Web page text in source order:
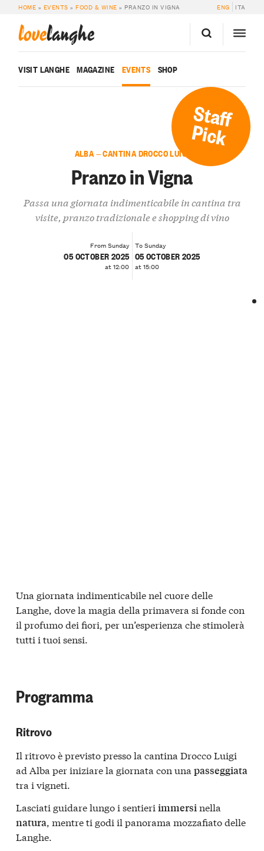
HOME » EVENTS »FOOD & WINE » PRANZO IN VIGNA ENG ITA
lovelanghe
VISIT LANGHE MAGAZINE EVENTS SHOP
Staff
Pick
ALBA — CANTINA DROCCO LUIGI
Pranzo in Vigna
Passa una giornata indimenticabile in cantina tra
visite, pranzo tradizionale e shopping di vino
From Sunday
05 OCTOBER 2025
at 12:00
To Sunday
05 OCTOBER 2025
at 15:00
Una giornata indimenticabile nel cuore delle
Langhe, dove la magia della primavera si fonde con
il profumo dei fiori, per un’esperienza che stimolerà
tutti i tuoi sensi.
Programma
Ritrovo
Il ritrovo è previsto presso la cantina Drocco Luigi
ad Alba per iniziare la giornata con una passeggiata
tra i vigneti.
Lasciati guidare lungo i sentieri immersinella
natura, mentre ti godi il panorama mozzafiato delle
Langhe.